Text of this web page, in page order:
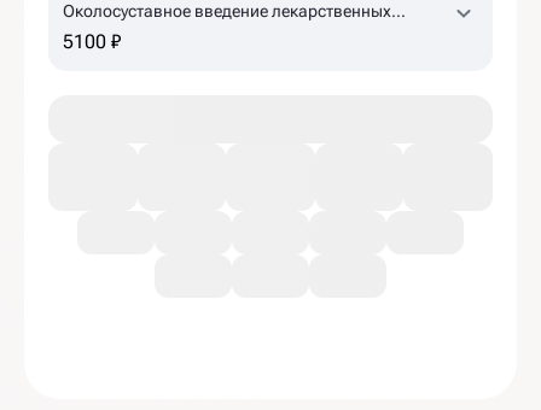
Околосуставное введение лекарственных
препаратов (ACP-терапия, 1 пробирка)
5100 ₽